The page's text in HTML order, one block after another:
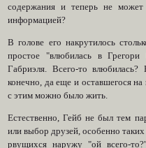
содержания и теперь не
информацией?
В голове его накрутилось
простое "влюбилась в
Габриэля. Всего-то
конечно, да еще и оставшегося
с этим можно было жить.
Естественно, Гейб не был тем
или выбор друзей, особенно
рвущихся наружу "ой всего-